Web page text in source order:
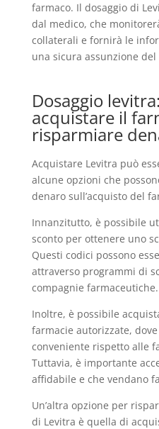
farmaco. Il dosaggio di
dal medico, che
collaterali e fornirà le
una sicura assunzione del
Dosaggio
acquistare il
risparmiare
Acquistare Levitra può
alcune opzioni che
denaro sull’acquisto del
Innanzitutto, è possibile
sconto per ottenere uno
Questi codici possono
attraverso programmi di
compagnie farmaceutiche.
Inoltre, è possibile
farmacie autorizzate,
conveniente rispetto alle
Tuttavia, è importante
affidabile e che vendano
Un’altra opzione per
di Levitra è quella di